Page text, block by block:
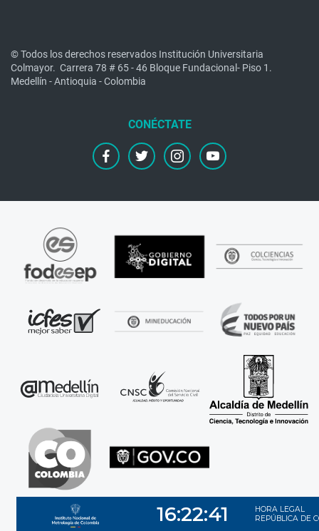
© Todos los derechos reservados Institución Universitaria
Colmayor. Carrera 78 # 65 - 46 Bloque Fundacional- Piso 1.
Medellín - Antioquia - Colombia